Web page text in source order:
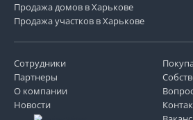
Продажа домов в Харькове
Продажа участков в Харькове
Сотрудники
Партнеры
О компании
Новости